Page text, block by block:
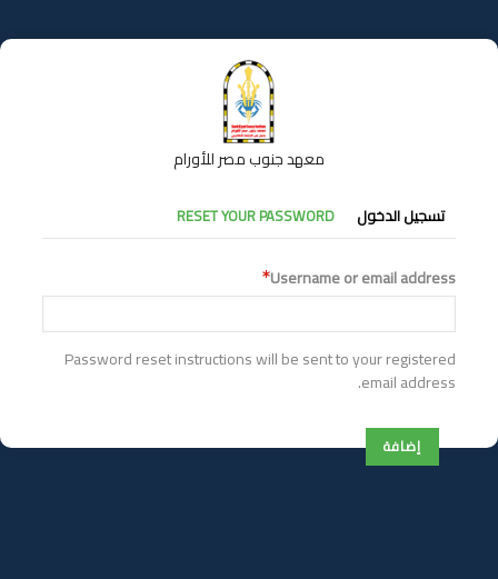
إلى
المحتوى
معهد جنوب مصر للأورام
التبويبات
الأساسية
تسجيل الدخول RESET YOUR PASSWORD
Username or email address
Password reset instructions will be sent to your registered
email address.